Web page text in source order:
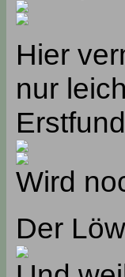
Hier
nur
Wird
Der